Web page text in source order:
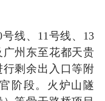
线、11号线、13
州东至花都天贵
剩余出入口等附
阶段。火炉山隧